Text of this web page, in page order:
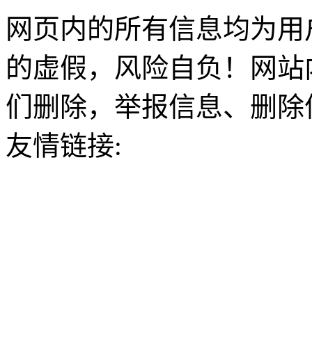
网页内的所有信息均为
的虚假，风险自负！网
们删除，举报信息、删
友情链接: